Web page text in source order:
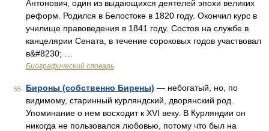
Антонович, один из выдающихся деятелей эпохи великих
реформ. Родился в Белостоке в 1820 году. Окончил курс в
училище правоведения в 1841 году. Состоя на службе в
канцелярии Сената, в течение сороковых годов участвовал
в&#8230; …
Биографический словарь
55 Бироны (собственно Бирены) — небогатый, но, по
видимому, старинный курляндский, дворянский род.
Упоминание о нем восходит к XVI веку. В Курляндии он
никогда не пользовался любовью, потому что был на